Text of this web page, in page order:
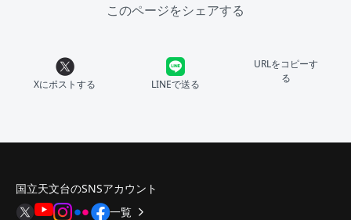
このページをシェアする
Xにポストする LINEで送る
URLをコピーす
る
国立天文台のSNSアカウント
一覧